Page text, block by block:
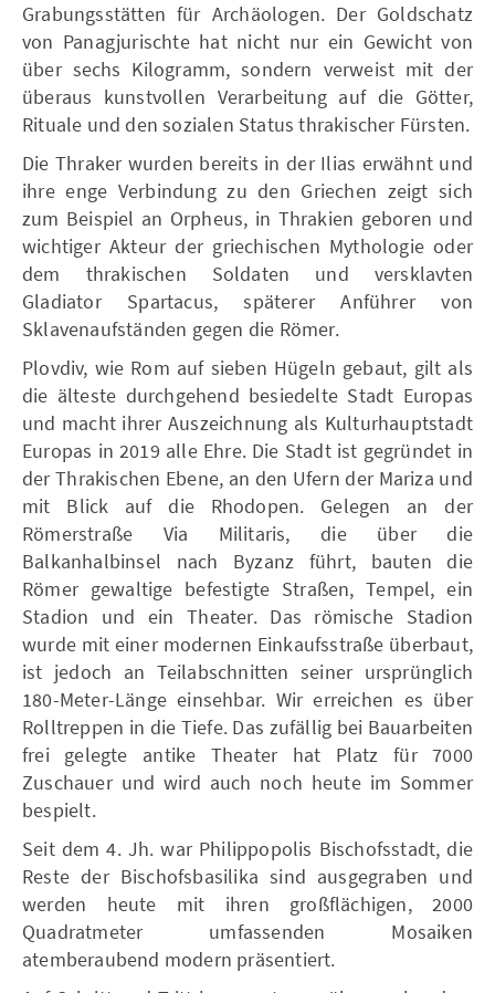
Grabungsstätten für Archäologen. Der Goldschatz
von Panagjurischte hat nicht nur ein Gewicht von
über sechs Kilogramm, sondern verweist mit der
überaus kunstvollen Verarbeitung auf die Götter,
Rituale und den sozialen Status thrakischer Fürsten.
Die Thraker wurden bereits in der Ilias erwähnt und
ihre enge Verbindung zu den Griechen zeigt sich
zum Beispiel an Orpheus, in Thrakien geboren und
wichtiger Akteur der griechischen Mythologie oder
dem thrakischen Soldaten und versklavten
Gladiator Spartacus, späterer Anführer von
Sklavenaufständen gegen die Römer.
Plovdiv, wie Rom auf sieben Hügeln gebaut, gilt als
die älteste durchgehend besiedelte Stadt Europas
und macht ihrer Auszeichnung als Kulturhauptstadt
Europas in 2019 alle Ehre. Die Stadt ist gegründet in
der Thrakischen Ebene, an den Ufern der Mariza und
mit Blick auf die Rhodopen. Gelegen an der
Römerstraße Via Militaris, die über die
Balkanhalbinsel nach Byzanz führt, bauten die
Römer gewaltige befestigte Straßen, Tempel, ein
Stadion und ein Theater. Das römische Stadion
wurde mit einer modernen Einkaufsstraße überbaut,
ist jedoch an Teilabschnitten seiner ursprünglich
180-Meter-Länge einsehbar. Wir erreichen es über
Rolltreppen in die Tiefe. Das zufällig bei Bauarbeiten
frei gelegte antike Theater hat Platz für 7000
Zuschauer und wird auch noch heute im Sommer
bespielt.
Seit dem 4. Jh. war Philippopolis Bischofsstadt, die
Reste der Bischofsbasilika sind ausgegraben und
werden heute mit ihren großflächigen, 2000
Quadratmeter umfassenden Mosaiken
atemberaubend modern präsentiert.